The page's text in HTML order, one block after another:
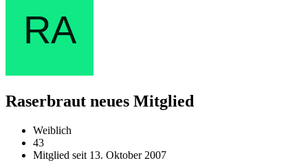
Raserbraut neues Mitglied
Weiblich
43
Mitglied seit 13. Oktober 2007